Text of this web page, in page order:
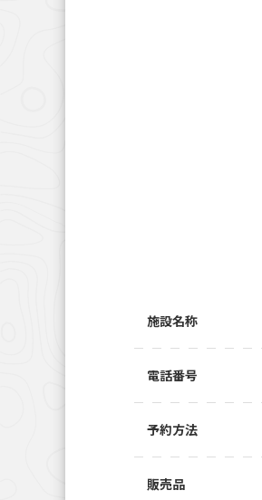
施設名称
電話番号
予約方法
販売品